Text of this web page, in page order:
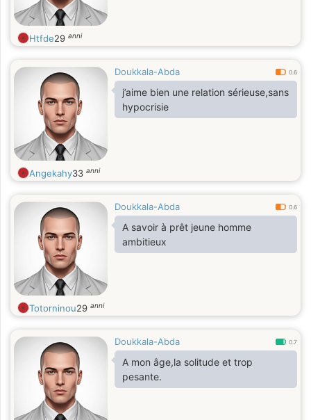
Htfde29 anni
Doukkala-Abda 0.6
j’aime bien une relation sérieuse,sans
hypocrisie
Angekahy33 anni
Doukkala-Abda 0.6
A savoir à prêt jeune homme
ambitieux
Totorninou29 anni
Doukkala-Abda 0.7
A mon âge,la solitude et trop
pesante.